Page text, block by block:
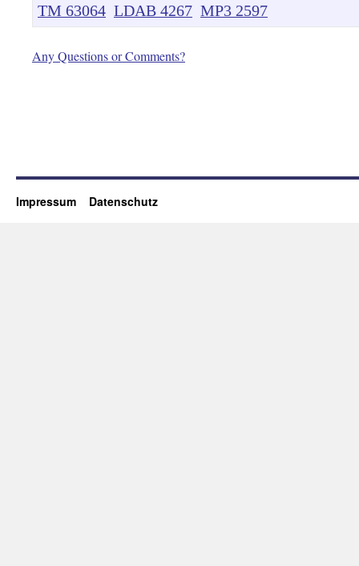
TM 63064 LDAB 4267 MP3 2597
Any Questions or Comments?
Impressum Datenschutz